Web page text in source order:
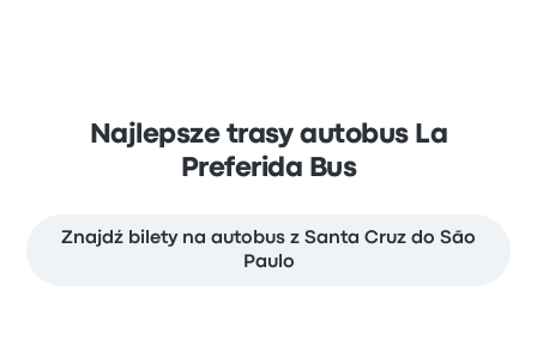
Najlepsze trasy autobus La
Preferida Bus
Znajdź bilety na autobus z Santa Cruz do São
Paulo